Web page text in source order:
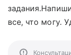
все, что могу.